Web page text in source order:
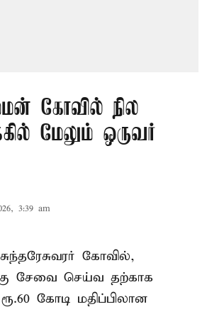
கோவில் நில
மேலும் ஒருவர்
3:39 am
கோவில்,
சேவை செய்வ தற்காக
கோடி மதிப்பிலான